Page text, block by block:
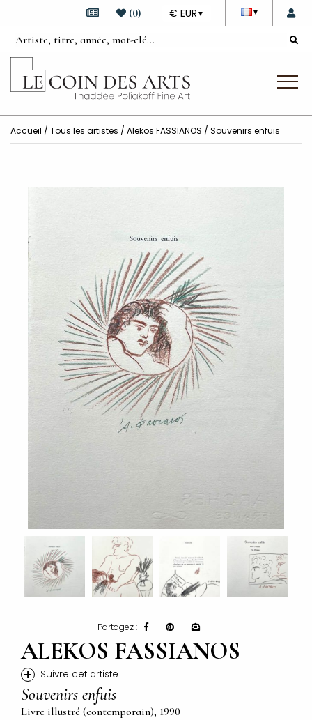
▼
DEVISE
€ EUR ▼
(0)
Accueil / Tous les artistes / Alekos FASSIANOS / Souvenirs enfuis
Partagez :
ALEKOS FASSIANOS
+ Suivre cet artiste
Souvenirs enfuis
Livre illustré (contemporain), 1990